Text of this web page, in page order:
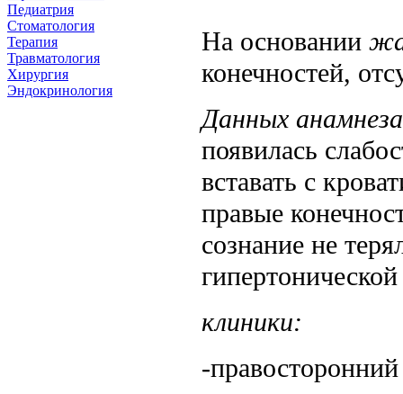
Педиатрия
Стоматология
Терапия
Травматология
Хирургия
Эндокринология
На основании
конечностей,
Данных
появилась
вставать с
правые
сознание не
клиники:
-